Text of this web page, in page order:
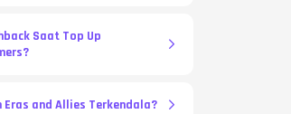
Saat Top Up
and Allies Terkendala?